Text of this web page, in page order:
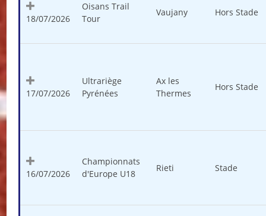
18/07/2026
Oisans Trail
Tour
Vaujany Hors Stade
17/07/2026
Ultrariège
Pyrénées
Ax les
Thermes
Hors Stade
16/07/2026
Championnats
d'Europe U18
Rieti Stade